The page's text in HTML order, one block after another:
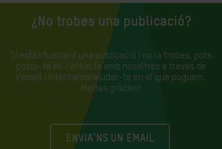
¿No trobes una publicació?
Si estàs buscant una publicació i no la trobes, pots
posar-te en contacte amb nosaltres a través de
l'email i intentarem ajudar-te en el que puguem.
Moltes gràcies!
ENVIA'NS UN EMAIL